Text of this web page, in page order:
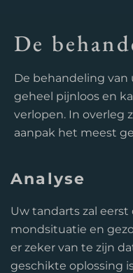
De
De behandeling
geheel pijnloos en
verlopen. In overleg
aanpak het meest
Analyse
Uw tandarts zal
mondsituatie en
er zeker van te zijn
geschikte oplossing